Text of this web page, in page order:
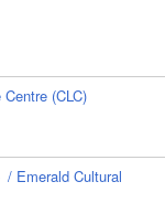
(CLC)
/ Emerald Cultural